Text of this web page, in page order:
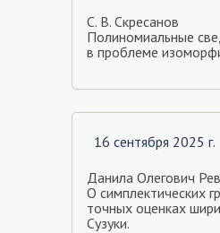
С. В. Скресанов
Полиномиальные
в проблеме
16 сентября 2025 г.
Данила Олегович
О симплектических
точных оценках
Сузуки.